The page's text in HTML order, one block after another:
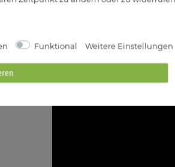
Funktional Weitere Einstellungen